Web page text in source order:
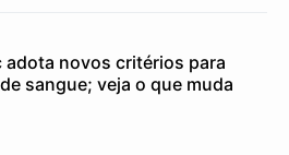
adota novos critérios para
sangue; veja o que muda